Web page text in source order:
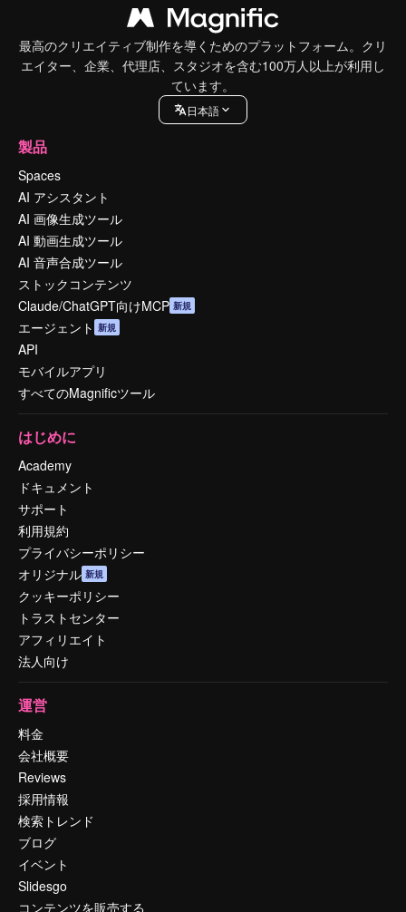
最高のクリエイティブ制作を導くためのプラットフォーム。クリ
エイター、企業、代理店、スタジオを含む100万人以上が利用し
ています。
日本語
製品
Spaces
AI アシスタント
AI 画像生成ツール
AI 動画生成ツール
AI 音声合成ツール
ストックコンテンツ
Claude/ChatGPT向けMCP 新規
エージェント 新規
API
モバイルアプリ
すべてのMagnificツール
はじめに
Academy
ドキュメント
サポート
利用規約
プライバシーポリシー
オリジナル 新規
クッキーポリシー
トラストセンター
アフィリエイト
法人向け
運営
料金
会社概要
Reviews
採用情報
検索トレンド
ブログ
イベント
Slidesgo
コンテンツを販売する